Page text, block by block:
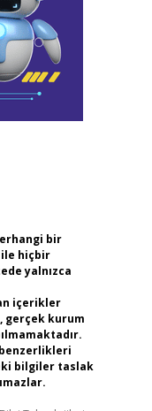
bir
ile hiçbir
yalnızca
içerikler
gerçek kurum
bilgiler taslak